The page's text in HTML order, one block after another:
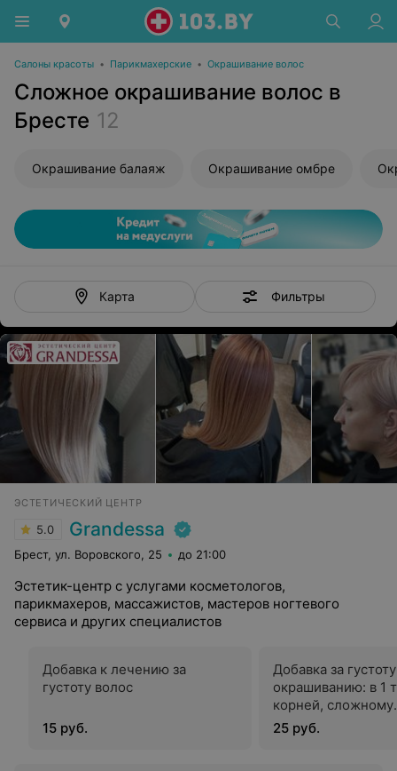
Салоны красоты • Парикмахерские • Окрашивание волос
Сложное окрашивание волос в
Бресте 12
Окрашивание балаяж Окрашивание омбре
Карта Фильтры
ЭСТЕТИЧЕСКИЙ ЦЕНТР
5.0 Grandessa
Брест, ул. Воровского, 25 до 21:00
Эстетик-центр с услугами косметологов,
парикмахеров, массажистов, мастеров ногтевого
сервиса и других специалистов
Добавка к лечению за
густоту волос
15 руб.
Добавка за
окрашиванию: в 1
корней, сложному
окрашиванию)
25 руб.